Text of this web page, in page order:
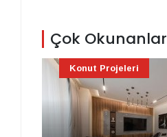
Çok Okunanlar
Konut Projeleri